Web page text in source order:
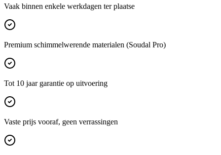
Vaak binnen enkele werkdagen ter plaatse
Premium schimmelwerende materialen (Soudal Pro)
Tot 10 jaar garantie op uitvoering
Vaste prijs vooraf, geen verrassingen